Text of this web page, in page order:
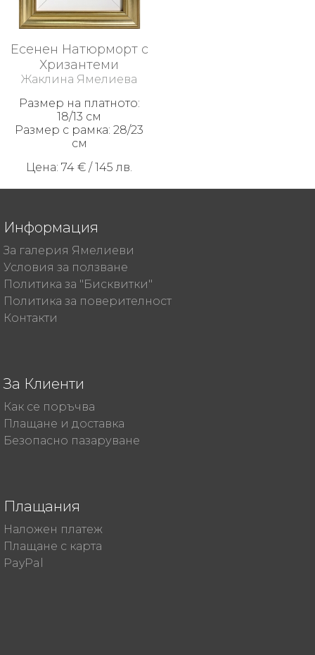
Есенен Натюрморт с
Хризантеми
Жаклина Ямелиева
Размер на платното:
18/13 см
Размер с рамка: 28/23
см
Цена: 74 € / 145 лв.
Информация
За галерия Ямелиеви
Условия за ползване
Политика за "Бисквитки"
Политика за поверителност
Контакти
За Клиенти
Как се поръчва
Плащане и доставка
Безопасно пазаруване
Плащания
Наложен платеж
Плащане с карта
PayPal